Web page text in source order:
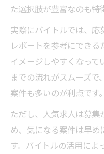
た選択肢が豊富なのも特
実際にバイトルでは、
レポートを参考にでき
イメージしやすくなっ
までの流れがスムーズで
案件も多いのが利点です。
ただし、人気求人は募
め、気になる案件は早
す。バイトルの活用によ